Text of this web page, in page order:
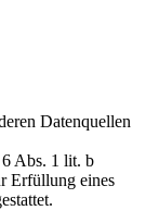
Datenquellen
Abs. 1 lit. b
Erfüllung eines